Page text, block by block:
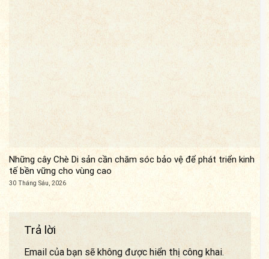
Những cây Chè Di sản cần chăm sóc bảo vệ để phát triển kinh
tế bền vững cho vùng cao
30 Tháng Sáu, 2026
Trả lời
Email của bạn sẽ không được hiển thị công khai.